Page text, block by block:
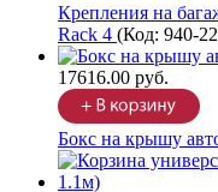
Крепления на
Rack 4 (Код: 940-
17616.00 руб.
Бокс на крышу